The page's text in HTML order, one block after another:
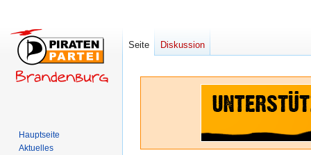
Seite Diskussion
Hauptseite
Aktuelles